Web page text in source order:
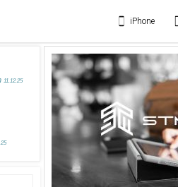
iPhone
11.12.25